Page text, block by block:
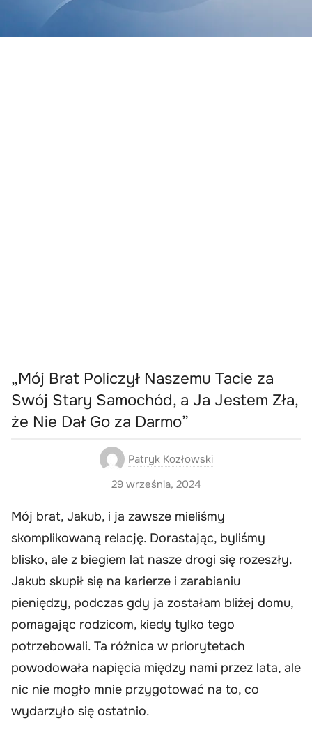
„Mój Brat Policzył Naszemu Tacie za
Swój Stary Samochód, a Ja Jestem Zła,
że Nie Dał Go za Darmo”
Patryk Kozłowski
29 września, 2024
Mój brat, Jakub, i ja zawsze mieliśmy
skomplikowaną relację. Dorastając, byliśmy
blisko, ale z biegiem lat nasze drogi się rozeszły.
Jakub skupił się na karierze i zarabianiu
pieniędzy, podczas gdy ja zostałam bliżej domu,
pomagając rodzicom, kiedy tylko tego
potrzebowali. Ta różnica w priorytetach
powodowała napięcia między nami przez lata, ale
nic nie mogło mnie przygotować na to, co
wydarzyło się ostatnio.